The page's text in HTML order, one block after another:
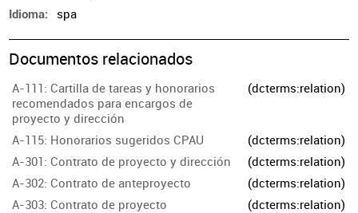
Idioma spa
Documentos relacionados
A-111: Cartilla de tareas y honorarios
recomendados para encargos de
proyecto y dirección
(dcterms:relation)
A-115: Honorarios sugeridos CPAU
(dcterms:relation)
A-301: Contrato de proyecto y dirección
(dcterms:relation)
A-302: Contrato de anteproyecto
(dcterms:relation)
A-303: Contrato de proyecto
(dcterms:relation)